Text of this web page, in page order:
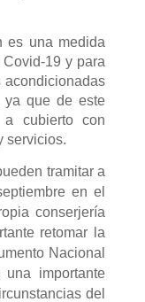
es una medida
19 y para
acondicionadas
ya que de este
cubierto con
servicios.
tramitar a
en el
conserjería
retomar la
Nacional
importante
del